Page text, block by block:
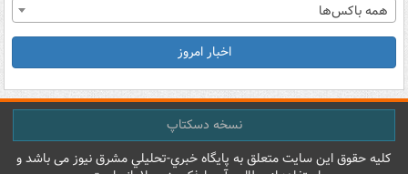
همه باکس‌ها
اخبار امروز
نسخه دسکتاپ
کليه حقوق اين سايت متعلق به پایگاه خبري-تحليلي مشرق نيوز می باشد و